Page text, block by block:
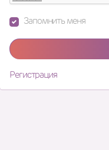
Запомнить меня
Регистрация